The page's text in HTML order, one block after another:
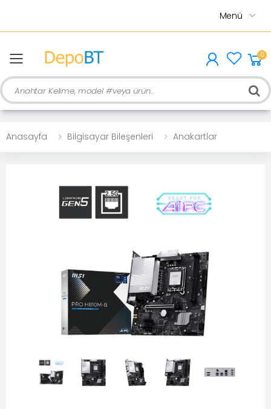
Menü
menu 0
Ara
Anasayfa Bilgisayar Bileşenleri Anakartlar